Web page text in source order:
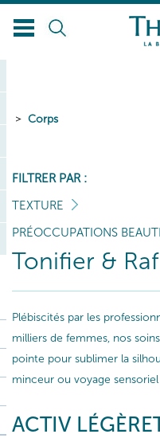
Corps
FILTRER PAR :
TEXTURE
PRÉOCCUPATIONS
Tonifier &
Plébiscités par les
milliers de femmes, nos
pointe pour sublimer la
minceur ou voyage
ACTIV